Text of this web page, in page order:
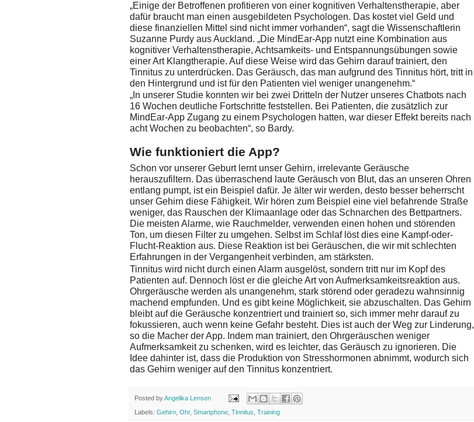
„Einige der Betroffenen profitieren von einer kognitiven Verhaltenstherapie, aber
dafür braucht man einen ausgebildeten Psychologen. Das kostet viel Geld und
diese finanziellen Mittel sind nicht immer vorhanden“, sagt die Wissenschaftlerin
Suzanne Purdy aus Auckland. „Die MindEar-App nutzt eine Kombination aus
kognitiver Verhaltenstherapie, Achtsamkeits- und Entspannungsübungen sowie
einer Art Klangtherapie. Auf diese Weise wird das Gehirn darauf trainiert, den
Tinnitus zu unterdrücken. Das Geräusch, das man aufgrund des Tinnitus hört, tritt in
den Hintergrund und ist für den Patienten viel weniger unangenehm.“
„In unserer Studie konnten wir bei zwei Dritteln der Nutzer unseres Chatbots nach
16 Wochen deutliche Fortschritte feststellen. Bei Patienten, die zusätzlich zur
MindEar-App Zugang zu einem Psychologen hatten, war dieser Effekt bereits nach
acht Wochen zu beobachten“, so Bardy.
Wie funktioniert die App?
Schon vor unserer Geburt lernt unser Gehirn, irrelevante Geräusche
herauszufiltern. Das überraschend laute Geräusch von Blut, das an unseren Ohren
entlang pumpt, ist ein Beispiel dafür. Je älter wir werden, desto besser beherrscht
unser Gehirn diese Fähigkeit. Wir hören zum Beispiel eine viel befahrende Straße
weniger, das Rauschen der Klimaanlage oder das Schnarchen des Bettpartners.
Die meisten Alarme, wie Rauchmelder, verwenden einen hohen und störenden
Ton, um diesen Filter zu umgehen. Selbst im Schlaf löst dies eine Kampf-oder-
Flucht-Reaktion aus. Diese Reaktion ist bei Geräuschen, die wir mit schlechten
Erfahrungen in der Vergangenheit verbinden, am stärksten.
Tinnitus wird nicht durch einen Alarm ausgelöst, sondern tritt nur im Kopf des
Patienten auf. Dennoch löst er die gleiche Art von Aufmerksamkeitsreaktion aus.
Ohrgeräusche werden als unangenehm, stark störend oder geradezu wahnsinnig
machend empfunden. Und es gibt keine Möglichkeit, sie abzuschalten. Das Gehirn
bleibt auf die Geräusche konzentriert und trainiert so, sich immer mehr darauf zu
fokussieren, auch wenn keine Gefahr besteht. Dies ist auch der Weg zur Linderung,
so die Macher der App. Indem man trainiert, den Ohrgeräuschen weniger
Aufmerksamkeit zu schenken, wird es leichter, das Geräusch zu ignorieren. Die
Idee dahinter ist, dass die Produktion von Stresshormonen abnimmt, wodurch sich
das Gehirn weniger auf den Tinnitus konzentriert.
Posted byAngelika Lensen
Labels: Gehirn Ohr, Smartphone Tinnitus Training